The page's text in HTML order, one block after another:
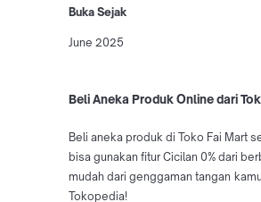
Buka Sejak
June 2025
Beli Aneka Produk Online dari
Beli aneka produk di Toko Fai Mart
bisa gunakan fitur Cicilan 0% dari
mudah dari genggaman tangan
Tokopedia!